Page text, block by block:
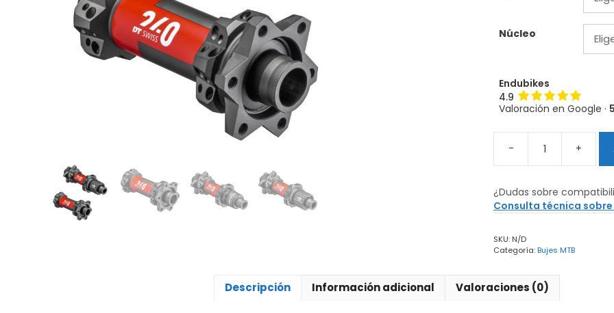
Núcleo
Endubikes
4.9
Valoración en Google ·
-
DT
240
StraightPull
6T
cantidad
+
¿Dudas sobre
Consulta técnica
SKU: N/D
Categoría:Bujes MTB
Descripción Información adicional Valoraciones (0)